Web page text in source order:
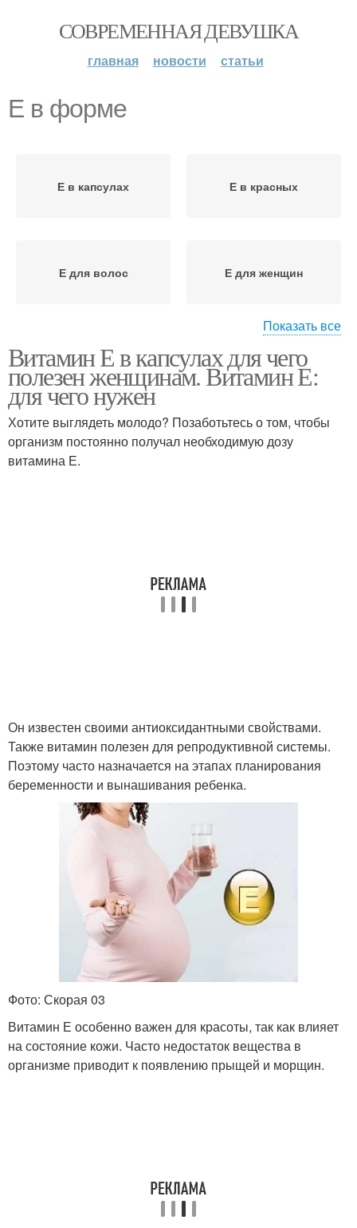
СОВРЕМЕННАЯ ДЕВУШКА
главная новости статьи
Е в форме
Е в капсулах Е в красных
Е для волос Е для женщин
Е для лица Е для мужчин
Показать все
Витамин Е в капсулах для чего
полезен женщинам. Витамин Е:
для чего нужен
Хотите выглядеть молодо? Позаботьтесь о том, чтобы
организм постоянно получал необходимую дозу
витамина Е.
Он известен своими антиоксидантными свойствами.
Также витамин полезен для репродуктивной системы.
Поэтому часто назначается на этапах планирования
беременности и вынашивания ребенка.
Фото: Скорая 03
Витамин Е особенно важен для красоты, так как влияет
на состояние кожи. Часто недостаток вещества в
организме приводит к появлению прыщей и морщин.